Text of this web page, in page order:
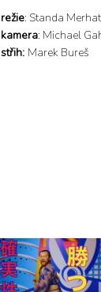
režie: Standa
kamera: Michael
střih: Marek Bureš